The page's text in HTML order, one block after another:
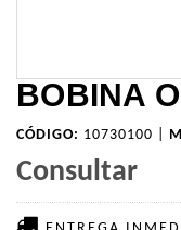
BOBINA
CÓDIGO: 10730100 |
Consultar